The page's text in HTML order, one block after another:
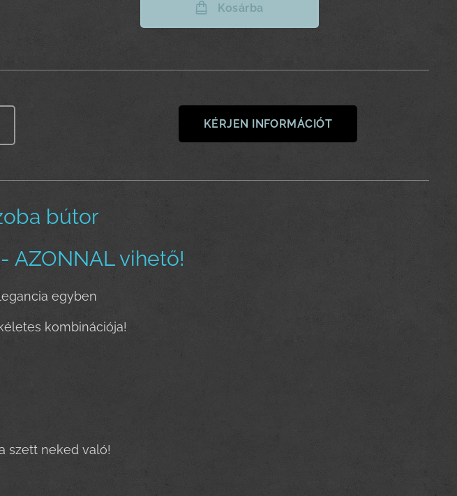
Kosárba
KÉRJEN INFORMÁCIÓT
bútor
vihető! 🔥
egyben ✨
kombinációja!
szett neked való!